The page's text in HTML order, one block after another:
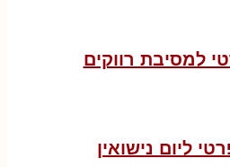
למסיבת רווקים
ליום נישואין